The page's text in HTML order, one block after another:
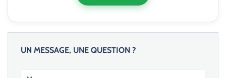
UN MESSAGE, UNE QUESTION ?